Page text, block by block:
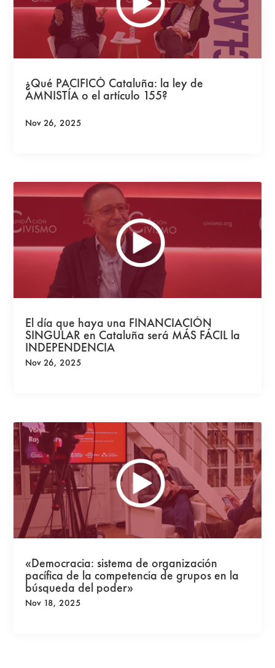
¿Qué PACIFICÓ Cataluña: la ley de
AMNISTÍA o el artículo 155?
Nov 26, 2025
El día que haya una FINANCIACIÓN
SINGULAR en Cataluña será MÁS FÁCIL la
INDEPENDENCIA
Nov 26, 2025
«Democracia: sistema de organización
pacífica de la competencia de grupos en la
búsqueda del poder»
Nov 18, 2025